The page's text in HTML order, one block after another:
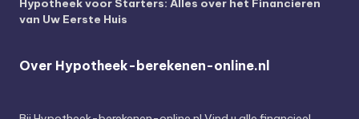
Hypotheek voor Starters: Alles over het Financieren
van Uw Eerste Huis
Over Hypotheek-berekenen-online.nl